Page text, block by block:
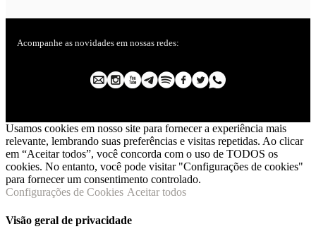
Acompanhe as novidades em nossas redes:
Usamos cookies em nosso site para fornecer a experiência mais
relevante, lembrando suas preferências e visitas repetidas. Ao clicar
em “Aceitar todos”, você concorda com o uso de TODOS os
cookies. No entanto, você pode visitar "Configurações de cookies"
para fornecer um consentimento controlado.
Configurações de Cookies Aceitar todos
Visão geral de privacidade